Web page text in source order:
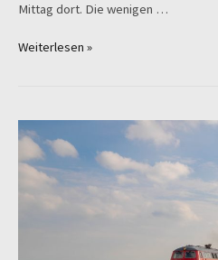
Mittag dort. Die wenigen …
Lehnshallig
Weiterlesen »